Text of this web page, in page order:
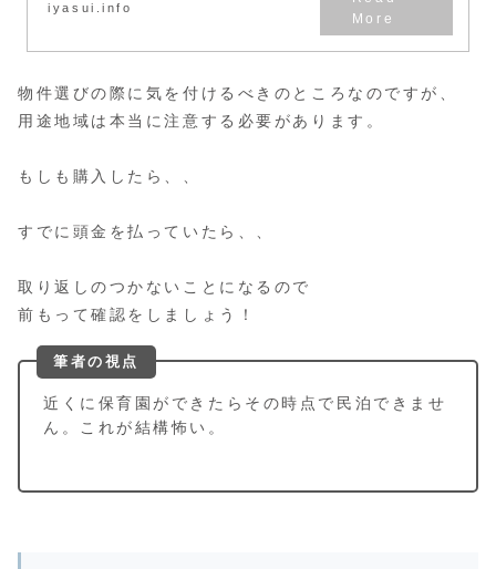
iyasui.info
物件選びの際に気を付けるべきのところなのですが、
用途地域は本当に注意する必要があります。
もしも購入したら、、
すでに頭金を払っていたら、、
取り返しのつかないことになるので
前もって確認をしましょう！
筆者の視点
近くに保育園ができたらその時点で民泊できませ
ん。これが結構怖い。